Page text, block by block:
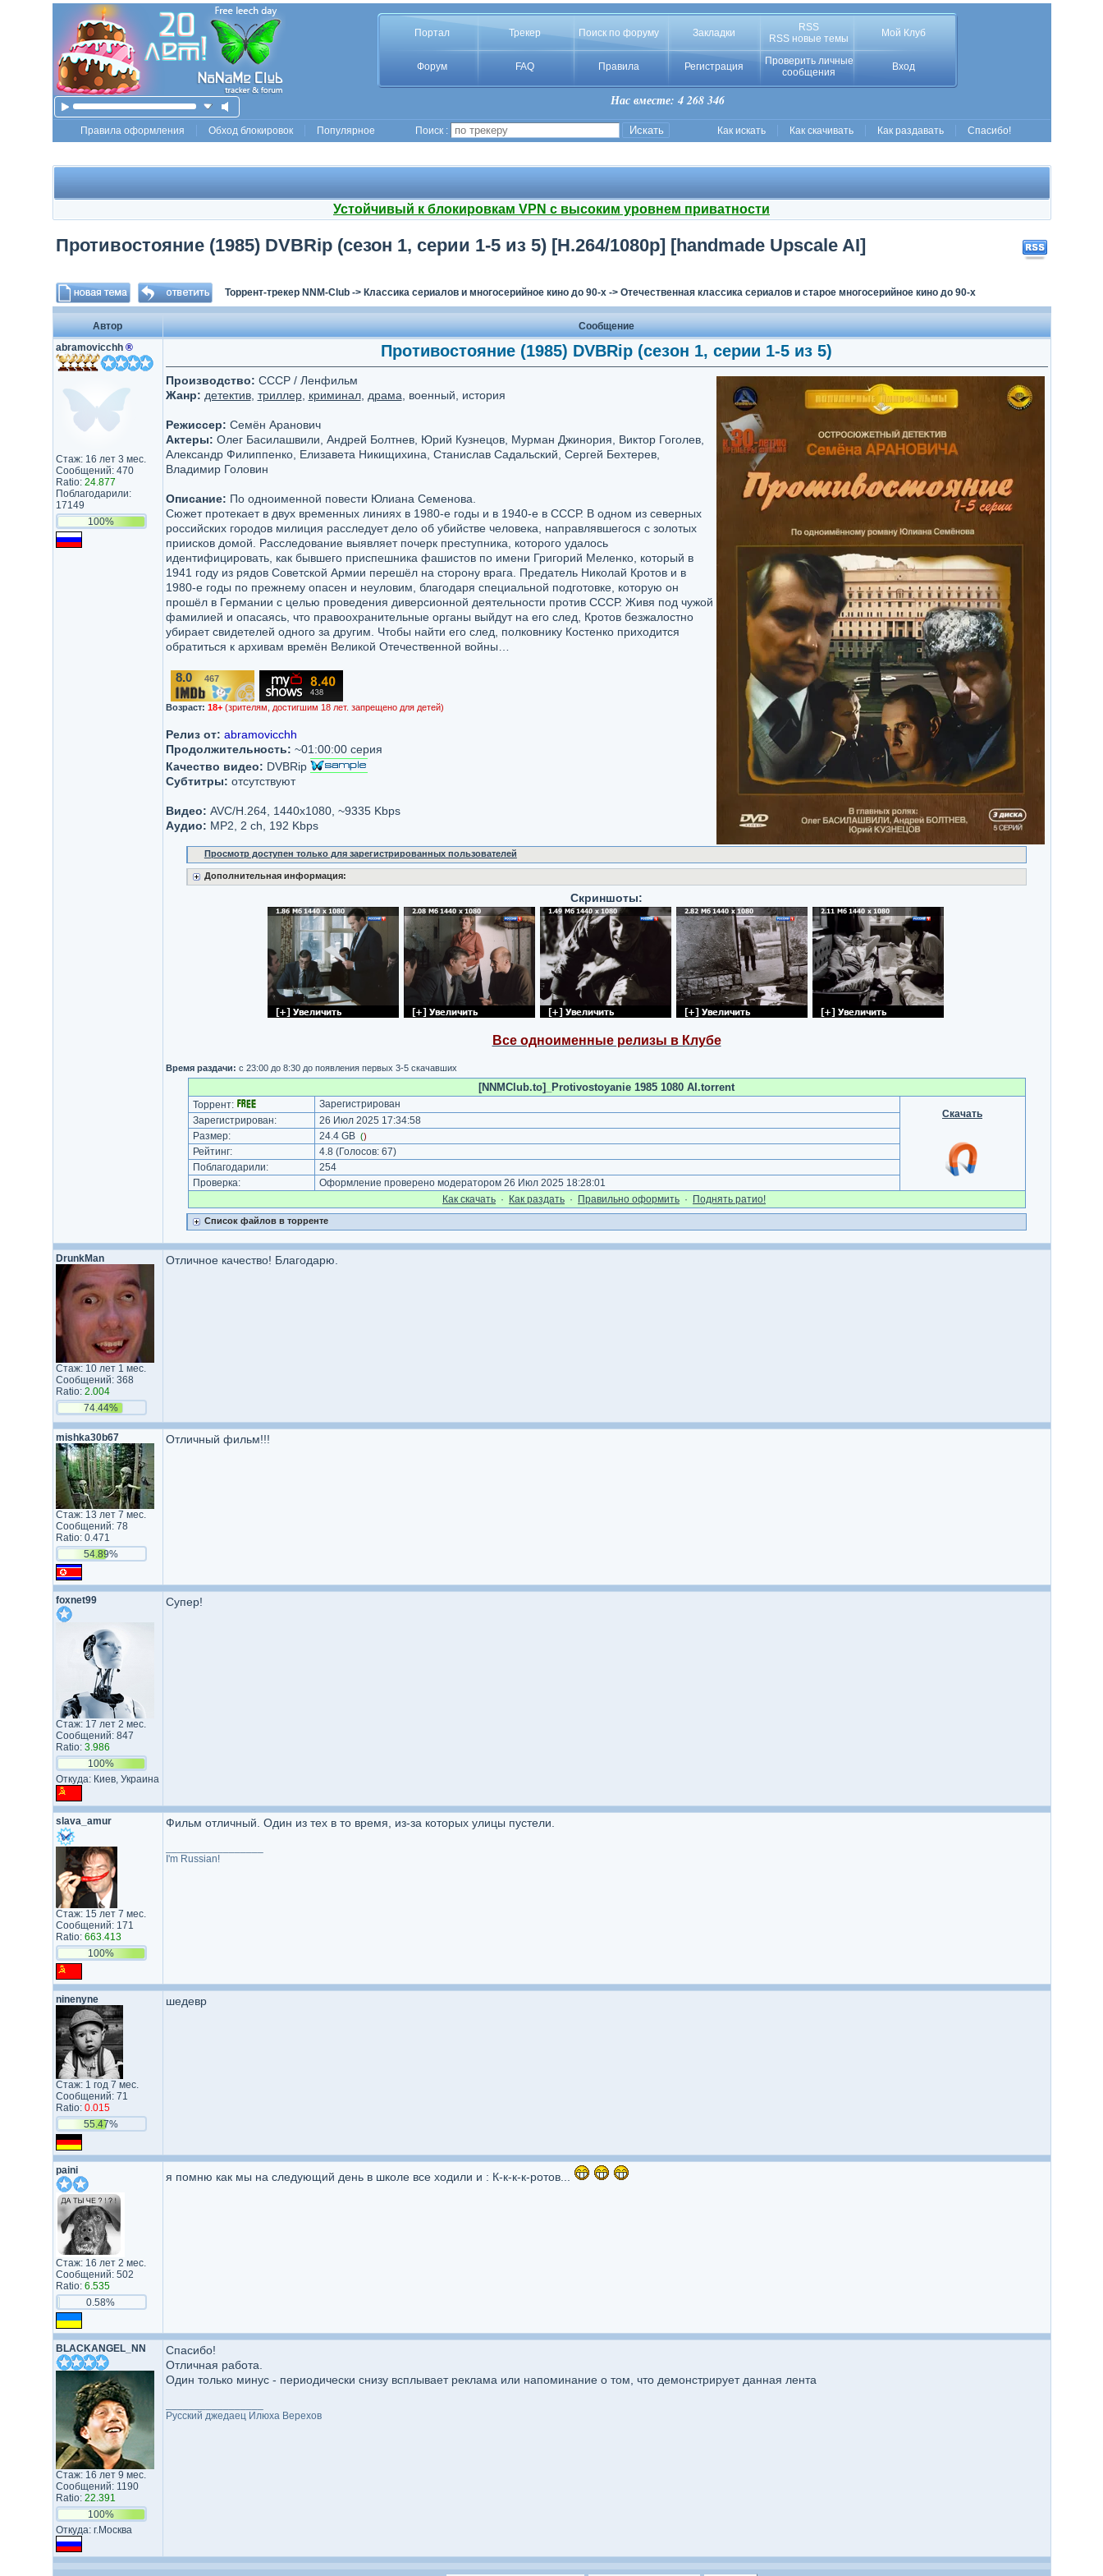
Портал Трекер Поиск по форуму Закладки
RSS
RSS новые темы
Мой Клуб
Форум FAQ Правила Регистрация
Проверить личные
сообщения
Вход
Нас вместе: 4 268 346
Правила оформления Обход блокировок Популярное Поиск : Как искать Как скачивать Как раздавать Спасибо!
Устойчивый к блокировкам VPN с высоким уровнем приватности
Противостояние (1985) DVBRip (сезон 1, серии 1-5 из 5) [H.264/1080p] [handmade Upscale AI]
Торрент-трекер NNM-Club-> Классика сериалов и многосерийное кино до 90-х-> Отечественная классика сериалов и старое многосерийное кино до 90-х
Автор
Сообщение
abramovicchh ®
Стаж: 16 лет 3 мес.
Сообщений: 470
Ratio: 24.877
Поблагодарили:
17149
100%
Противостояние (1985) DVBRip (сезон 1, серии 1-5 из 5)
Производство: СССР / Ленфильм
Жанр: детектив, триллер, криминал, драма , военный, история
Режиссер: Семён Аранович
Актеры: Олег Басилашвили, Андрей Болтнев, Юрий Кузнецов, Мурман Джинория, Виктор Гоголев,
Александр Филиппенко, Елизавета Никищихина, Станислав Садальский, Сергей Бехтерев,
Владимир Головин
Описание: По одноименной повести Юлиана Семенова.
Сюжет протекает в двух временных линиях в 1980-е годы и в 1940-е в СССР. В одном из северных
российских городов милиция расследует дело об убийстве человека, направлявшегося с золотых
приисков домой. Расследование выявляет почерк преступника, которого удалось
идентифицировать, как бывшего приспешника фашистов по имени Григорий Меленко, который в
1941 году из рядов Советской Армии перешёл на сторону врага. Предатель Николай Кротов и в
1980-е годы по прежнему опасен и неуловим, благодаря специальной подготовке, которую он
прошёл в Германии с целью проведения диверсионной деятельности против СССР. Живя под чужой
фамилией и опасаясь, что правоохранительные органы выйдут на его след, Кротов безжалостно
убирает свидетелей одного за другим. Чтобы найти его след, полковнику Костенко приходится
обратиться к архивам времён Великой Отечественной войны…
8.0/10 467
Возраст: 18+ (зрителям, достигшим 18 лет. запрещено для детей)
Релиз от: abramovicchh
Продолжительность: ~01:00:00 серия
Качество видео: DVBRip
Субтитры: отсутствуют
Видео: AVC/H.264, 1440х1080, ~9335 Kbps
Аудио: MP2, 2 ch, 192 Kbps
Просмотр доступен только для зарегистрированных пользователей
Дополнительная информация:
Скриншоты:
Все одноименные релизы в Клубе
Время раздачи: с 23:00 до 8:30 до появления первых 3-5 скачавших
[NNMClub.to]_Protivostoyanie 1985 1080 AI.torrent
Торрент:
Зарегистрирован
Скачать
Зарегистрирован:
26 Июл 2025 17:34:58
Размер:
24.4 GB ()
Рейтинг: 4.8 (Голосов: 67)
Поблагодарили:
254
Проверка:
Оформление проверено модератором 26 Июл 2025 18:28:01
Как cкачать · Как раздать · Правильно оформить · Поднять ратио!
Список файлов в торренте
DrunkMan
Стаж: 10 лет 1 мес.
Сообщений: 368
Ratio: 2.004
74.44%
Отличное качество! Благодарю.
mishka30b67
Стаж: 13 лет 7 мес.
Сообщений: 78
Ratio: 0.471
54.89%
Отличный фильм!!!
foxnet99
Стаж: 17 лет 2 мес.
Сообщений: 847
Ratio: 3.986
100%
Откуда: Киев, Украина
Супер!
slava_amur
Стаж: 15 лет 7 мес.
Сообщений: 171
Ratio: 663.413
100%
Фильм отличный. Один из тех в то время, из-за которых улицы пустели.
I'm Russian!
ninenyne
Стаж: 1 год 7 мес.
Сообщений: 71
Ratio: 0.015
55.47%
шедевр
paini
Стаж: 16 лет 2 мес.
Сообщений: 502
Ratio: 6.535
0.58%
я помню как мы на следующий день в школе все ходили и : К-к-к-к-ротов...
BLACKANGEL_NN
Стаж: 16 лет 9 мес.
Сообщений: 1190
Ratio: 22.391
100%
Откуда: г.Москва
Спасибо!
Отличная работа.
Один только минус - периодически снизу всплывает реклама или напоминание о том, что демонстрирует данная лента
Русский джедаец Илюха Верехов